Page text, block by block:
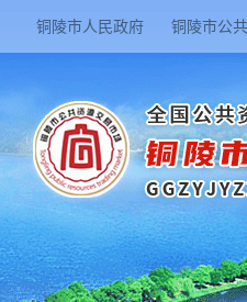
铜陵市人民政府 铜陵市公